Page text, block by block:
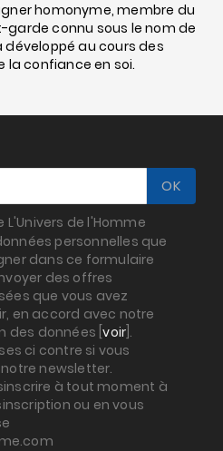
homonyme, membre du
connu sous le nom de
développé au cours des
la confiance en soi.
de l'Homme
personnelles que
dans ce formulaire
des offres
que vous avez
en accord avec notre
des données [voir ].
ci contre si vous
newsletter.
à tout moment à
ou en vous